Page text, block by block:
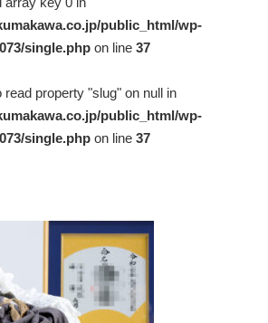
public_html/wp-
single.php on line37
read property "slug" on null in
public_html/wp-
single.php on line37